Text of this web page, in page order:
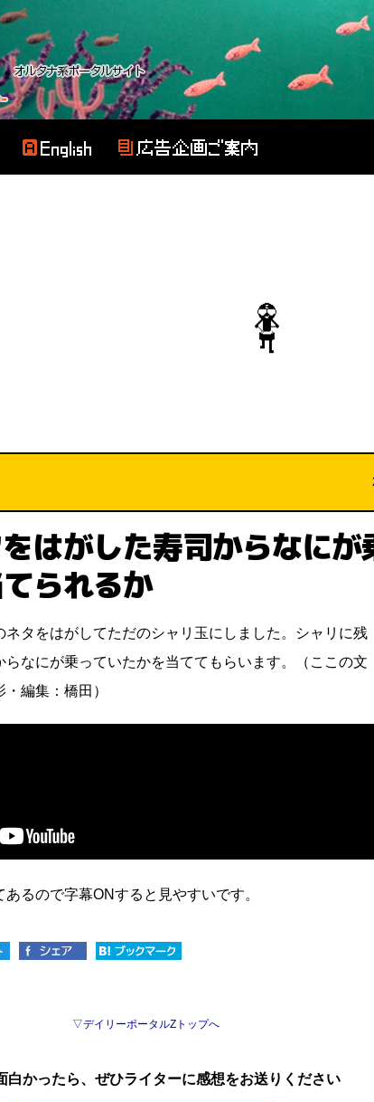
はがした寿司からなにが
られるか
ネタをはがしてただのシャリ玉にしました。シャリに残
らなにが乗っていたかを当ててもらいます。（ここの文
編集：橋田）
あるので字幕ONすると見やすいです。
▽デイリーポータルZトップへ
白かったら、ぜひライターに感想をお送りください